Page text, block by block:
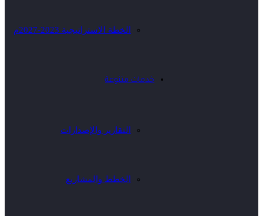
الخطة الاستراتيجية 2023-2027م
خدمات متنوعة
التقارير والإصدارات
الخطط والمشاريع